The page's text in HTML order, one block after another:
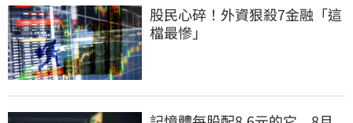
股民心碎！外資狠殺7金融「這
檔最慘」